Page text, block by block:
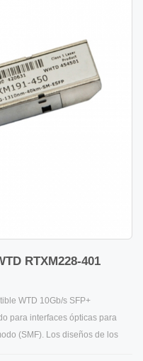
RTXM228-401
WTD 10Gb/s SFP+
para interfaces ópticas para
(SMF). Los diseños de los